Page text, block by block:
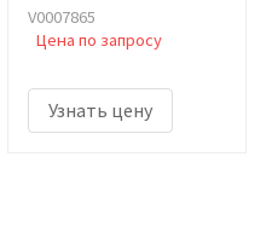
V0007865
Цена по запросу
Узнать цену